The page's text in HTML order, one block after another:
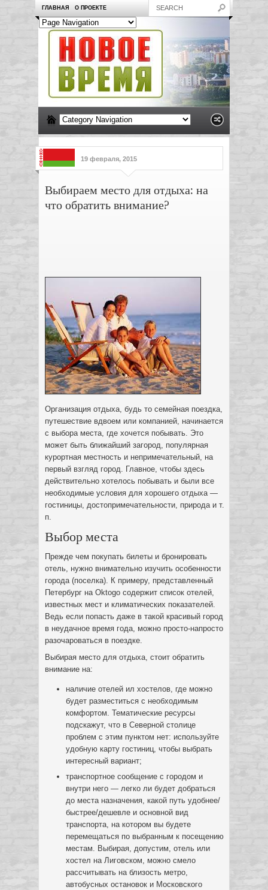
ГЛАВНАЯ О ПРОЕКТЕ
19 февраля, 2015
Выбираем место для отдыха: на
что обратить внимание?
Организация отдыха, будь то семейная поездка,
путешествие вдвоем или компанией, начинается
с выбора места, где хочется побывать. Это
может быть ближайший загород, популярная
курортная местность и непримечательный, на
первый взгляд город. Главное, чтобы здесь
действительно хотелось побывать и были все
необходимые условия для хорошего отдыха —
гостиницы, достопримечательности, природа и т.
п.
Выбор места
Прежде чем покупать билеты и бронировать
отель, нужно внимательно изучить особенности
города (поселка). К примеру, представленный
Петербург на Oktogo содержит список отелей,
известных мест и климатических показателей.
Ведь если попасть даже в такой красивый город
в неудачное время года, можно просто-напросто
разочароваться в поездке.
Выбирая место для отдыха, стоит обратить
внимание на:
наличие отелей ил хостелов, где можно
будет разместиться с необходимым
комфортом. Тематические ресурсы
подскажут, что в Северной столице
проблем с этим пунктом нет: используйте
удобную карту гостиниц, чтобы выбрать
интересный вариант;
транспортное сообщение с городом и
внутри него — легко ли будет добраться
до места назначения, какой путь удобнее/
быстрее/дешевле и основной вид
транспорта, на котором вы будете
перемещаться по выбранным к посещению
местам. Выбирая, допустим, отель или
хостел на Лиговском, можно смело
рассчитывать на близость метро,
автобусных остановок и Московского